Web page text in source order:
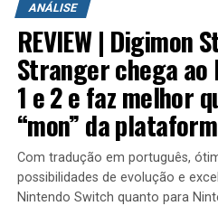
possível encontrar novas
equipamentos com upgrades
missões que variam bastante
colocam o jogador contra
em áreas abertas, enquanto
regiões subterrâneas repletas
inimigos mais poderosos e
destruídas dentro de um limite
missão seja concluída.
ANÁLISE
REVIEW | Digimon
Stranger chega ao
1 e 2 e faz melhor
“mon” da
Com tradução em português,
possibilidades de evolução e
Nintendo Switch quanto para